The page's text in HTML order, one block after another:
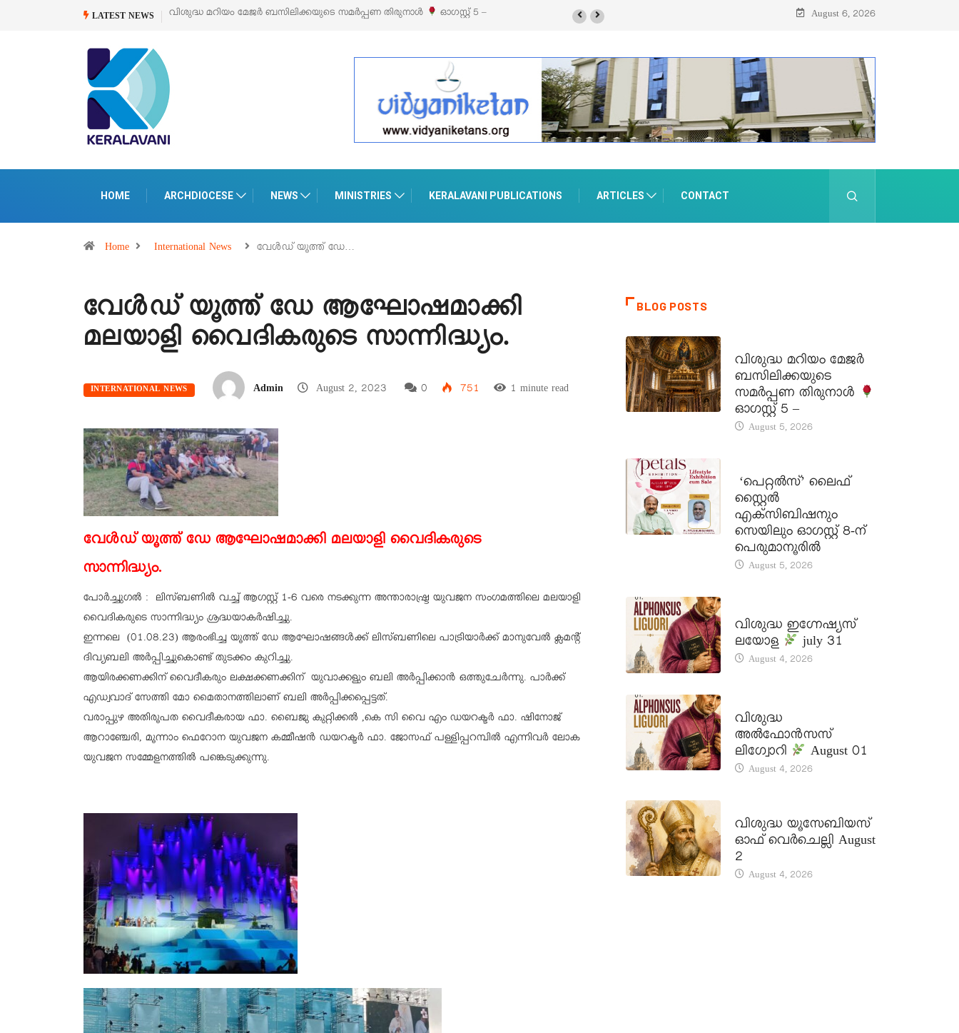
LATEST NEWS
വിശുദ്ധ മറിയം മേജർ ബസിലിക്കയുടെ സമർപ്പണ തിരുനാൾ ഓഗസ്റ്റ് 5 –‘പെറ്റൽസ്’ ലൈഫ് സ്റ്റൈൽ എക്സിബിഷനും സെയിലും ഓഗസ്റ്റ് 8-ന്
August 6, 2026
HOME ARCHDIOCESE NEWS MINISTRIES KERALAVANI PUBLICATIONS ARTICLES CONTACT
Home International News വേൾഡ് യൂത്ത് ഡേ…
വേൾഡ് യൂത്ത് ഡേ ആഘോഷമാക്കി
മലയാളി വൈദികരുടെ സാന്നിദ്ധ്യം.
INTERNATIONAL NEWS Admin August 2, 2023 0 751 1 minute read
വേൾഡ് യൂത്ത് ഡേ ആഘോഷമാക്കി മലയാളി വൈദികരുടെ
സാന്നിദ്ധ്യം.
പോർച്ചുഗൽ : ലിസ്ബണിൽ വച്ച് ആഗസ്റ്റ് 1-6 വരെ നടക്കുന്ന അന്താരാഷ്ട്ര യുവജന സംഗമത്തിലെ മലയാളി
വൈദികരുടെ സാന്നിദ്ധ്യം ശ്രദ്ധയാകർഷിച്ചു.
ഇന്നലെ (01.08.23) ആരംഭിച്ച യൂത്ത് ഡേ ആഘോഷങ്ങൾക്ക് ലിസ്ബണിലെ പാട്രിയാർക്ക് മാനുവേൽ ക്ലമന്റ്
ദിവ്യബലി അർപ്പിച്ചുകൊണ്ട് തുടക്കം കുറിച്ചു.
ആയിരക്കണക്കിന് വൈദീകരും ലക്ഷക്കണക്കിന് യുവാക്കളും ബലി അർപ്പിക്കാൻ ഒത്തുചേർന്നു. പാർക്ക്
എഡ്വവാദ് സേത്തി മോ മൈതാനത്തിലാണ് ബലി അർപ്പിക്കപ്പെട്ടത്.
വരാപ്പുഴ അതിരൂപത വൈദീകരായ ഫാ. ബൈജു കുറ്റിക്കൽ ,കെ സി വൈ എം ഡയറക്ടർ ഫാ. ഷിനോജ്
ആറാഞ്ചേരി, മൂന്നാം ഫെറോന യുവജന കമ്മീഷൻ ഡയറക്ടർ ഫാ. ജോസഫ് പള്ളിപ്പറമ്പിൽ എന്നിവർ ലോക
യുവജന സമ്മേളനത്തിൽ പങ്കെടുക്കുന്നു.
BLOG POSTS
വിശുദ്ധ മറിയം മേജർ
ബസിലിക്കയുടെ
സമർപ്പണ തിരുനാൾ
ഓഗസ്റ്റ് 5 –
August 5, 2026
‘പെറ്റൽസ്’ ലൈഫ്
സ്റ്റൈൽ
എക്സിബിഷനും
സെയിലും ഓഗസ്റ്റ് 8-ന്
പെരുമാനൂരിൽ
August 5, 2026
വിശുദ്ധ ഇഗ്നേഷ്യസ്
ലയോള
july 31
August 4, 2026
വിശുദ്ധ
അൽഫോൻസസ്
ലിഗ്വോറി
August 01
August 4, 2026
വിശുദ്ധ യൂസേബിയസ്
ഓഫ് വെർചെല്ലി August
2
August 4, 2026